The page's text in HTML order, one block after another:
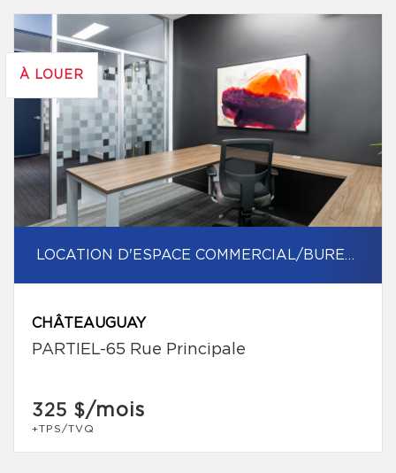
À LOUER
LOCATION D'ESPACE COMMERCIAL/BUREAU
CHÂTEAUGUAY
PARTIEL-65 Rue Principale
325 $/mois
+TPS/TVQ